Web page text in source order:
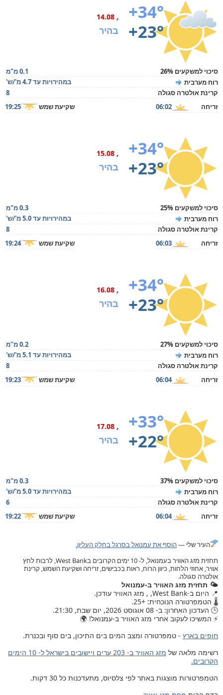
+34°
+23°
, 14.08
בהיר
סיכוי למשקעים 26%
0.1 מ"מ
רוח מערבית
במהירויות עד 4.7 מ'/ש'
קרינת אולטרה סגולה
8
זריחה
06:02 שקיעת שמש 19:25
+34°
+23°
, 15.08
בהיר
סיכוי למשקעים 25%
0.3 מ"מ
רוח מערבית
במהירויות עד 5.0 מ'/ש'
קרינת אולטרה סגולה
8
זריחה
06:03 שקיעת שמש 19:24
+34°
+23°
, 16.08
בהיר
סיכוי למשקעים 27%
0.2 מ"מ
רוח מערבית
במהירויות עד 5.1 מ'/ש'
קרינת אולטרה סגולה
8
זריחה
06:04 שקיעת שמש 19:23
+33°
+22°
, 17.08
בהיר
סיכוי למשקעים 37%
0.3 מ"מ
רוח מערבית
במהירויות עד 5.0 מ'/ש'
קרינת אולטרה סגולה
6
זריחה
06:04 שקיעת שמש 19:22
העיר שלי —הוסף את עמנואל בסרגל בחלק העליון.
תחזית מזג האוויר בעמנואל, ל- 10 ימים הקרובים בWest Bank, לרבות לחץ
אוויר, אחוזי הלחות, כיוון הרוח, ראות בכבישים, זריחה ושקיעת השמש, קרינת
אולטרה סגולה.
🌤️ תחזית מזג האוויר ב-עמנואל
📍 היום ב-West Bank, , מזג האוויר עודכן.
🌡️ הטמפרטורה הנוכחית: +25.
🕒 העדכון האחרון: ב- 08 אוגוסט 2026, יום שבת, 21:30.
⚡ המשיכו לעקוב אחרי מזג האוויר ב-עמנואל! 🌍
חופים בארץ - טמפרטורה ומצב המים בים התיכון, בים סוף ובכנרת.
רשימה מלאה של
מזג האוויר ב- 203 ערים ויישובים בישראל ל- 10 הימים
הקרובים.
הטמפרטורות מוצגות באתר לפי צלסיוס, מתעדכנות כל 30 דקות.